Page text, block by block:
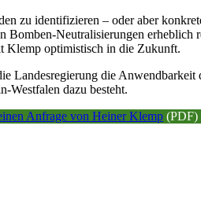
zu identifizieren – oder aber
Neutralisierungen
Klemp optimistisch in die Zukunft.
die
Westfalen dazu besteht.
Anfrage von Heiner Klemp (PDF)